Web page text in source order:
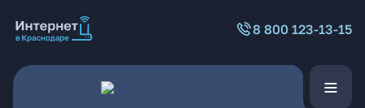
8 800 123-13-15